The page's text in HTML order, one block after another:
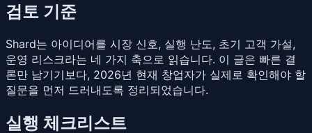
검토 기준
Shard는 아이디어를 시장 신호, 실행 난도, 초기 고객 가설,
운영 리스크라는 네 가지 축으로 읽습니다. 이 글은 빠른 결
론만 남기기보다, 2026년 현재 창업자가 실제로 확인해야 할
질문을 먼저 드러내도록 정리되었습니다.
실행 체크리스트